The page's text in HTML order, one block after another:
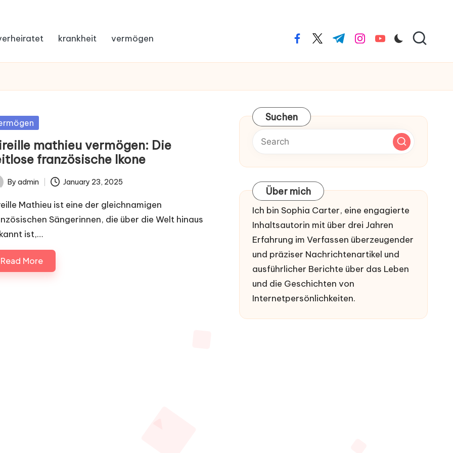
krankheit vermögen facebook.com
twitter.com
t.me instagram.com
youtube.com
mathieu vermögen: Die
französische Ikone
By admin January 23, 2025
Mathieu ist eine der gleichnamigen
Sängerinnen, die über die Welt hinaus
ist,…
Read More
Suchen
Über mich
Ich bin Sophia Carter, eine engagierte
Inhaltsautorin mit über drei Jahren
Erfahrung im Verfassen überzeugender
und präziser Nachrichtenartikel und
ausführlicher Berichte über das Leben
und die Geschichten von
Internetpersönlichkeiten.